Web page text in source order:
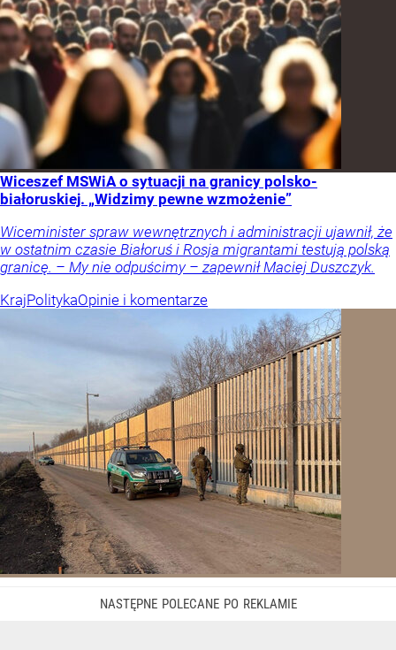
Wiceszef MSWiA o sytuacji na granicy polsko-
białoruskiej. „Widzimy pewne wzmożenie”
Wiceminister spraw wewnętrznych i administracji ujawnił, że
w ostatnim czasie Białoruś i Rosja migrantami testują polską
granicę. – My nie odpuścimy – zapewnił Maciej Duszczyk.
KrajPolitykaOpinie i komentarze